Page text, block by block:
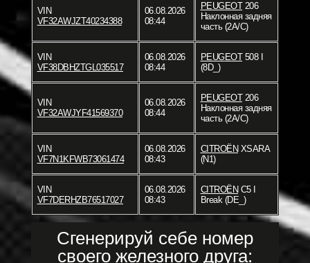
VIN
VF32AWJZT40234388
06.08.2026
08:44
PEUGEOT206
Наклонная задняя
часть (2A/C)
VIN
VF38DBHZTGL035517
06.08.2026
08:44
PEUGEOT508 I
(8D_)
VIN
VF32AWJYF41569370
06.08.2026
08:44
PEUGEOT206
Наклонная задняя
часть (2A/C)
VIN
VF7N1KFWB73061474
06.08.2026
08:43
CITROËN XSARA
(N1)
VIN
VF7DERHZB76517027
06.08.2026
08:43
CITROËN C5 I
Break (DE_)
Сгенерируй себе номер
своего железного друга: